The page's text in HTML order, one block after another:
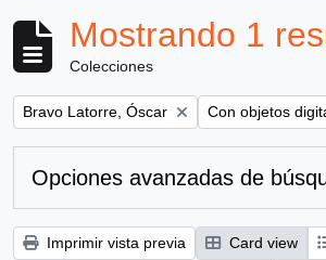
Mostrando 1
Colecciones
Remove filter:
Bravo Latorre, Óscar Remove filter:
Con objetos
Opciones avanzadas de
Imprimir vista previa Card view